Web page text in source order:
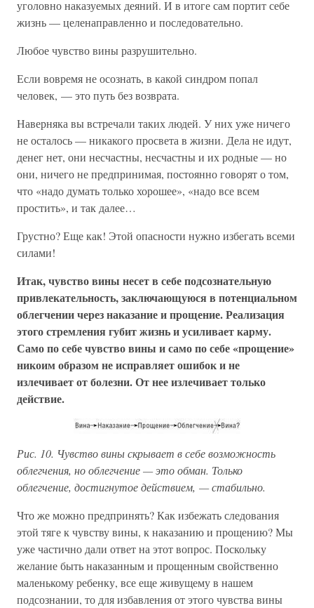
уголовно наказуемых деяний. И в итоге сам портит себе
жизнь — целенаправленно и последовательно.
Любое чувство вины разрушительно.
Если вовремя не осознать, в какой синдром попал
человек, — это путь без возврата.
Наверняка вы встречали таких людей. У них уже ничего
не осталось — никакого просвета в жизни. Дела не идут,
денег нет, они несчастны, несчастны и их родные — но
они, ничего не предпринимая, постоянно говорят о том,
что «надо думать только хорошее», «надо все всем
простить», и так далее…
Грустно? Еще как! Этой опасности нужно избегать всеми
силами!
Итак, чувство вины несет в себе подсознательную
привлекательность, заключающуюся в потенциальном
облегчении через наказание и прощение. Реализация
этого стремления губит жизнь и усиливает карму.
Само по себе чувство вины и само по себе «прощение»
никоим образом не исправляет ошибок и не
излечивает от болезни. От нее излечивает только
действие.
Рис. 10. Чувство вины скрывает в себе возможность
облегчения, но облегчение — это обман. Только
облегчение, достигнутое действием, — стабильно.
Что же можно предпринять? Как избежать следования
этой тяге к чувству вины, к наказанию и прощению? Мы
уже частично дали ответ на этот вопрос. Поскольку
желание быть наказанным и прощенным свойственно
маленькому ребенку, все еще живущему в нашем
подсознании, то для избавления от этого чувства вины